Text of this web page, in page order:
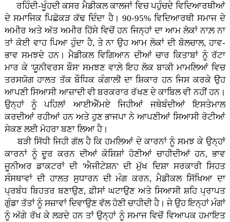
ਰਹਿੰਦੀ-ਖੂੰਹਦੀ ਕਸਰ ਮੈਡੀਕਲ ਕਾਲਜਾਂ ਵਿਚ ਪਹੁੰਚਦੇ ਵਿਦਿਆਰਥੀਆਂ
ਦੇ ਸਮਾਜਿਕ ਪਿਛੋਕੜ ਕੱਢ ਦਿੰਦਾ ਹੈ। 90-95% ਵਿਦਿਆਰਥੀ ਸਮਾਜ ਦੇ
ਅਮੀਰ ਅਤੇ ਅੱਤ ਅਮੀਰ ਹਿੱਸੇ ਵਿਚੋਂ ਹਨ ਜਿਨ੍ਹਾਂ ਦਾ ਆਮ ਲੋਕਾਂ ਨਾਲ਼ ਨਾ
ਤਾਂ ਕੋਈ ਵਾਹ ਪਿਆ ਹੁੰਦਾ ਹੈ, ਤੇ ਨਾ ਉਹ ਆਮ ਲੋਕਾਂ ਦੀ ਬੋਲਚਾਲ, ਹਾਵ-
ਭਾਵ ਸਮਝਦੇ ਹਨ। ਮੈਡੀਕਲ ਵਿਗਿਆਨ ਦੀਆਂ ਚਾਰ ਕਿਤਾਬਾਂ ਨੂੰ ਰੱਟਾ
ਮਾਰ ਕੇ 'ਯੂਨੀਵਰਸ ਬੌਸ' ਸਮਝਣ ਵਾਲ਼ੇ ਇਹ ਲੋਕ ਬਾਕੀ ਮਾਮਲਿਆਂ ਵਿਚ
ਤਰਸਯੋਗ ਹਾਲਤ ਤੱਕ ਬੌਧਿਕ ਕੰਗਾਲੀ ਦਾ ਸ਼ਿਕਾਰ ਹਨ ਜਿਸ ਕਰਕੇ ਉਹ
ਆਪਣੀ ਸਿਆਸੀ ਆਜ਼ਾਦੀ ਵੀ ਬਰਕਰਾਰ ਰੱਖਣ ਦੇ ਕਾਬਿਲ ਵੀ ਨਹੀਂ ਹਨ।
ਉਨ੍ਹਾਂ ਨੂੰ ਪਹਿਲਾਂ ਆਈਐੱਮਏ ਜਿਹੀਆਂ ਜਥੇਬੰਦੀਆਂ ਇਸਤੇਮਾਲ
ਕਰਦੀਆਂ ਰਹੀਆਂ ਹਨ ਅਤੇ ਹੁਣ ਭਾਜਪਾ ਨੇ ਆਪਣੀਆਂ ਸਿਆਸੀ ਰੋਟੀਆਂ
ਸੇਕਣ ਲਈ ਮੋਹਰਾ ਬਣਾ ਲਿਆ ਹੈ।
ਬੜੀ ਸਿੱਧੀ ਜਿਹੀ ਗੱਲ ਹੈ ਕਿ ਹਮਲਿਆਂ ਦੇ ਕਾਰਨਾਂ ਨੂੰ ਸਮਝ ਕੇ ਉਨ੍ਹਾਂ
ਕਾਰਨਾਂ ਨੂੰ ਦੂਰ ਕਰਨ ਦੀਆਂ ਕੋਸ਼ਿਸ਼ਾਂ ਹੋਣੀਆਂ ਚਾਹੀਦੀਆਂ ਹਨ, ਭਾਵ
ਜੂਨੀਅਰ ਡਾਕਟਰਾਂ ਦੀ 'ਐਜੀਟੇਸ਼ਨ' ਦੀ ਮੁੱਖ ਦਿਸ਼ਾ ਸਰਕਾਰੀ ਸਿਹਤ
ਸੰਸਥਾਵਾਂ ਦੀ ਹਾਲਤ ਸੁਧਾਰਨ ਦੀ ਮੰਗ ਕਰਨ, ਮੈਡੀਕਲ ਸਿੱਖਿਆ ਦਾ
ਪ੍ਰਬੰਧ ਬਿਹਤਰ ਬਣਾਉਣ, ਫ਼ੀਸਾਂ ਘਟਾਉਣ ਅਤੇ ਸਿਆਸੀ ਸ਼ਹਿ ਪ੍ਰਾਪਤ
ਗੁੰਡਾ ਤੱਤਾਂ ਨੂੰ ਸਜ਼ਾਵਾਂ ਦਿਵਾਉਣ ਵੱਲ ਹੋਣੀ ਚਾਹੀਦੀ ਹੈ। ਜੇ ਉਹ ਇਨ੍ਹਾਂ ਮੰਗਾਂ
ਨੂੰ ਅੱਗੇ ਰੱਖ ਕੇ ਲੜਦੇ ਹਨ ਤਾਂ ਉਨ੍ਹਾਂ ਨੂੰ ਸਮਾਜ ਵਿਚੋਂ ਵਿਆਪਕ ਹਮਾਇਤ